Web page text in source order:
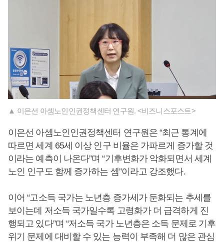
▲ 이은선 아셈노인인권정책센터 연구원. <비즈니스포스트>
이은선 아셈노인인권정책센터 연구원은 “최근 통계에
따르면 세계 65세 이상 인구 비율은 가파르게 증가할 것
이라는 예측이 나온다”며 “기후변화가 악화되면서 세계
노인 인구도 함께 증가하는 셈”이라고 강조했다.
이어 “고소득 국가는 노년층 증가세가 둔화되는 추세를
보이는데 저소득 국가일수록 고령화가 더 급격하게 진
행되고 있다”며 “저소득 국가 노년층은 소득 문제로 기후
위기 문제에 대비할 수 있는 능력이 부족해 더 많은 관심